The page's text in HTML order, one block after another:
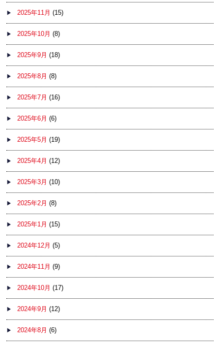
2025年11月 (15)
2025年10月 (8)
2025年9月 (18)
2025年8月 (8)
2025年7月 (16)
2025年6月 (6)
2025年5月 (19)
2025年4月 (12)
2025年3月 (10)
2025年2月 (8)
2025年1月 (15)
2024年12月 (5)
2024年11月 (9)
2024年10月 (17)
2024年9月 (12)
2024年8月 (6)